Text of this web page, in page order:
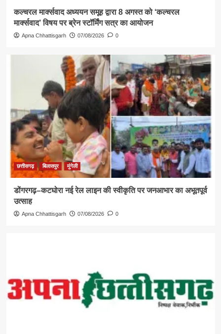
कल्चरल मार्क्सवाद अध्ययन समूह द्वारा 8 अगस्त को ‘कल्चरल
मार्क्सवाद’ विषय पर ब्रेन स्टॉर्मिंग सत्र का आयोजन
Apna Chhattisgarh 07/08/2026 0
छत्तीसगढ़ बिलासपुर मुंगेली
डोंगरगढ़–कटघोरा नई रेल लाइन की स्वीकृति पर जनआभार का अभूतपूर्व
उत्साह
Apna Chhattisgarh 07/08/2026 0